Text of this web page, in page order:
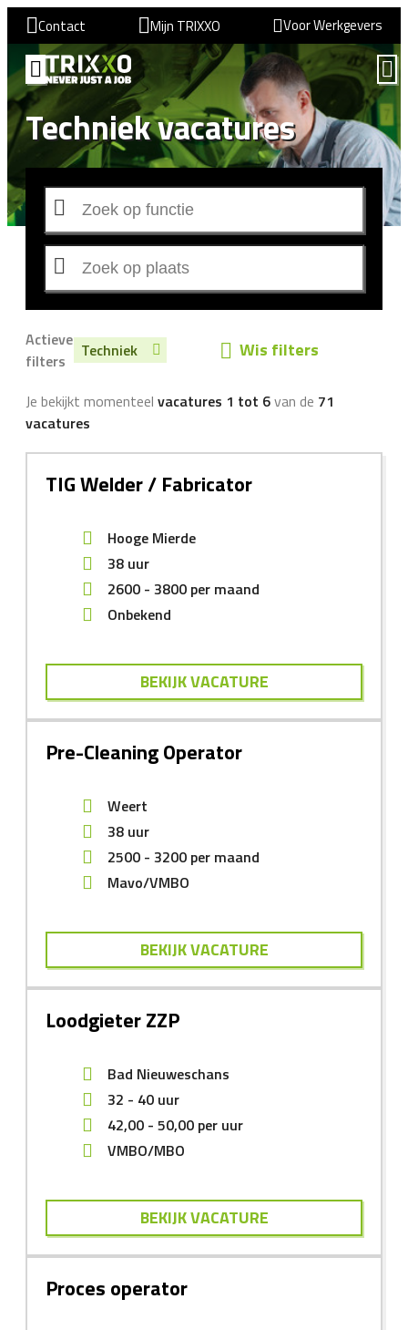
Contact Mijn TRIXXO Voor Werkgevers
Techniek vacatures
Actieve
filters
Techniek Wis filters
Je bekijkt momenteel vacatures 1 tot 6van de 71
vacatures
TIG Welder / Fabricator
Hooge Mierde
38 uur
2600 - 3800 per maand
Onbekend
BEKIJK VACATURE
Pre-Cleaning Operator
Weert
38 uur
2500 - 3200 per maand
Mavo/VMBO
BEKIJK VACATURE
Loodgieter ZZP
Bad Nieuweschans
32 - 40 uur
42,00 - 50,00 per uur
VMBO/MBO
BEKIJK VACATURE
Proces operator